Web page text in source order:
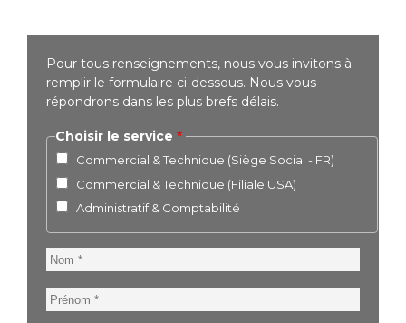
Pour tous renseignements, nous vous invitons à
remplir le formulaire ci-dessous. Nous vous
répondrons dans les plus brefs délais.
Choisir le service
Commercial & Technique (Siège Social - FR)
Commercial & Technique (Filiale USA)
Administratif & Comptabilité
Nom
Prénom